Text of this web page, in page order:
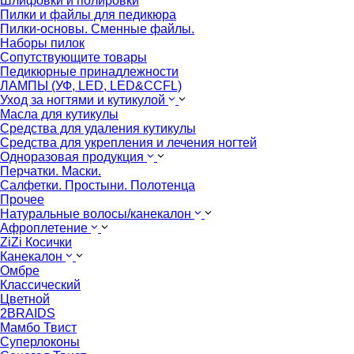
Пилки и файлы для педикюра
Пилки-основы. Сменные файлы.
Наборы пилок
Сопутствующите товары
Педикюрные принадлежности
ЛАМПЫ (УФ, LED, LED&CCFL)
Уход за ногтями и кутикулой
Масла для кутикулы
Средства для удаления кутикулы
Средства для укрепления и лечения ногтей
Одноразовая продукция
Перчатки. Маски.
Салфетки. Простыни. Полотенца
Прочее
Натуральные волосы/канекалон
Афроплетение
ZiZi Косички
Канекалон
Омбре
Классический
Цветной
2BRAIDS
Мамбо Твист
Суперлоконы